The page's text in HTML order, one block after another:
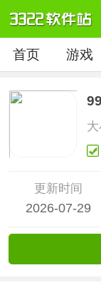
首页 游戏
更新时间
2026-07-29